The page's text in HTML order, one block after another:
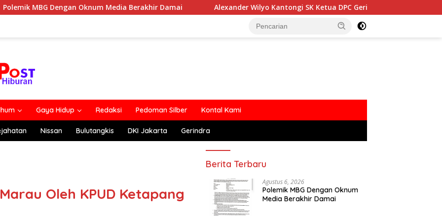
Oknum Media Berakhir Damai Alexander Wilyo Kantongi SK Ketua DPC Gerindra Ketapang
Gaya Hidup Redaksi Pedoman Silber Kontal Kami
Nissan Bulutangkis DKI Jakarta Gerindra
Oleh KPUD Ketapang
Berita Terbaru
Agustus 6, 2026
Polemik MBG Dengan Oknum
Media Berakhir Damai